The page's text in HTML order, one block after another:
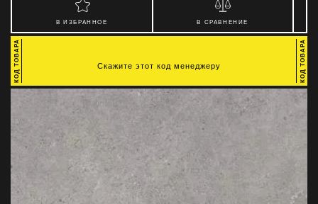
В ИЗБРАННОЕ В СРАВНЕНИЕ
Скажите этот код менеджеру